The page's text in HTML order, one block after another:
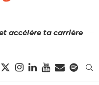
accélère ta carrière